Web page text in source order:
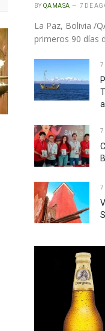
BY QAMASA 7 DE
La Paz, Bolivia /
primeros 90 días
7
7
7